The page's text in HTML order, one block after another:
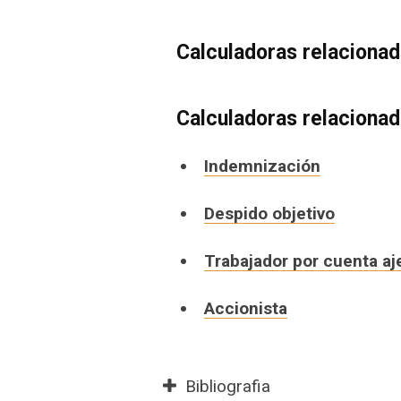
Calculadoras
Calculadoras
Indemnización
Despido objetivo
Trabajador por cuenta
Accionista
Bibliografia